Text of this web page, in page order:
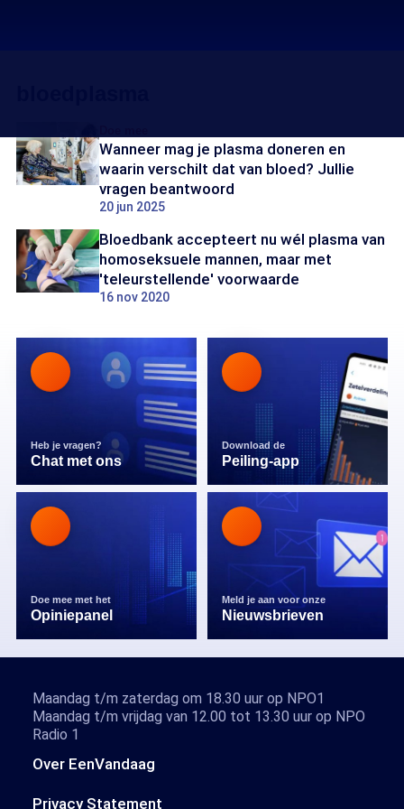
Wanneer mag je plasma doneren en
waarin verschilt dat van bloed? Jullie
vragen beantwoord
20 jun 2025
Bloedbank accepteert nu wél plasma van
homoseksuele mannen, maar met
'teleurstellende' voorwaarde
16 nov 2020
Heb je vragen?
Chat met ons
Download de
Peiling-app
Doe mee met het
Opiniepanel
Meld je aan voor onze
Nieuwsbrieven
Over EenVandaag
Privacy Statement
Maandag t/m zaterdag om 18.30 uur op NPO1
Maandag t/m vrijdag van 12.00 tot 13.30 uur op NPO
Radio 1